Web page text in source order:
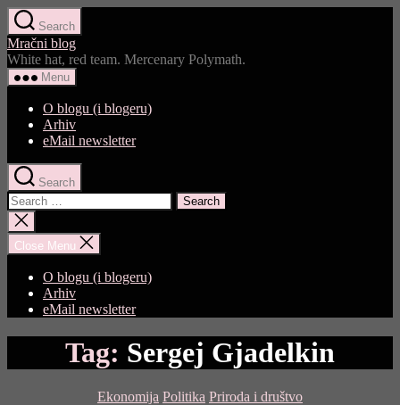
Skip
to
the
content
Search
Mračni blog
White hat, red team. Mercenary Polymath.
Menu
O blogu (i blogeru)
Arhiv
eMail newsletter
Search
Search
for:
Close
search
Close Menu
O blogu (i blogeru)
Arhiv
eMail newsletter
Tag: Sergej Gjadelkin
Categories
Ekonomija Politika Priroda i društvo